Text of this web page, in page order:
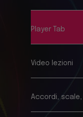
Player Tab
Video lezioni
Accordi,